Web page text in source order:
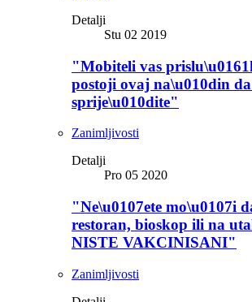
Detalji
Stu 02 2019
"Mobiteli vas
postoji ovaj na\u010din
sprije\u010dite"
Zanimljivosti
Detalji
Pro 05 2020
"Ne\u0107ete mo\u0107i
restoran, bioskop ili na
NISTE VAKCINISANI"
Zanimljivosti